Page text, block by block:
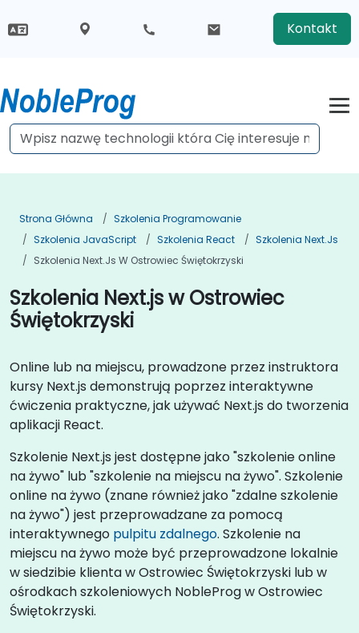
Kontakt
Strona Główna
Szkolenia Programowanie
Szkolenia JavaScript
Szkolenia React
Szkolenia Next.js
Szkolenia Next.js W Ostrowiec Świętokrzyski
Szkolenia Next.js w Ostrowiec
Świętokrzyski
Online lub na miejscu, prowadzone przez instruktora
kursy Next.js demonstrują poprzez interaktywne
ćwiczenia praktyczne, jak używać Next.js do tworzenia
aplikacji React.
Szkolenie Next.js jest dostępne jako "szkolenie online
na żywo" lub "szkolenie na miejscu na żywo". Szkolenie
online na żywo (znane również jako "zdalne szkolenie
na żywo") jest przeprowadzane za pomocą
interaktywnego pulpitu zdalnego. Szkolenie na
miejscu na żywo może być przeprowadzone lokalnie
w siedzibie klienta w Ostrowiec Świętokrzyski lub w
ośrodkach szkoleniowych NobleProg w Ostrowiec
Świętokrzyski.